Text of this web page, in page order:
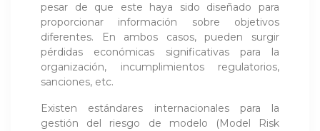
pesar de que este haya sido diseñado para
proporcionar información sobre objetivos
diferentes. En ambos casos, pueden surgir
pérdidas económicas significativas para la
organización, incumplimientos regulatorios,
sanciones, etc.
Existen estándares internacionales para la
gestión del riesgo de modelo (Model Risk